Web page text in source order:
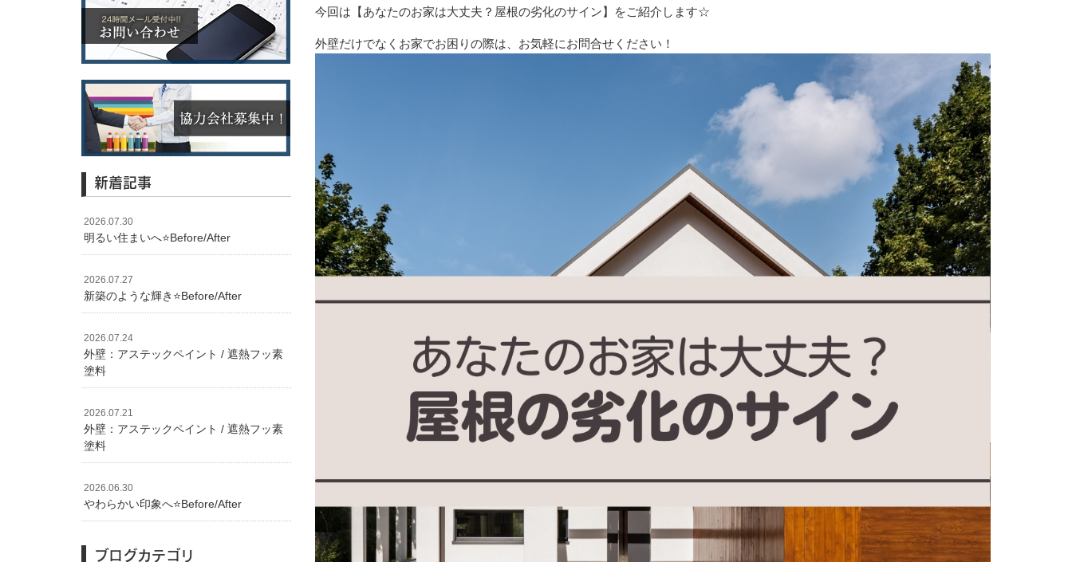
今回は【あなたのお家は大丈夫？屋根の劣化のサイン】をご紹介します☆
外壁だけでなくお家でお困りの際は、お気軽にお問合せください！
新着記事
2026.07.30
明るい住まいへ⭐️Before/After
2026.07.27
新築のような輝き⭐️Before/After
2026.07.24
外壁：アステックペイント / 遮熱フッ素
塗料
2026.07.21
外壁：アステックペイント / 遮熱フッ素
塗料
2026.06.30
やわらかい印象へ⭐️Before/After
ブログカテゴリ